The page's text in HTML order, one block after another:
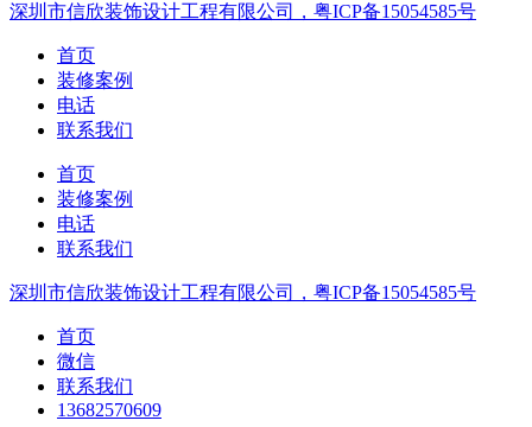
深圳市信欣装饰设计工程有限公司，粤ICP备15054585号
首页
装修案例
电话
联系我们
首页
装修案例
电话
联系我们
深圳市信欣装饰设计工程有限公司，粤ICP备15054585号
首页
微信
联系我们
13682570609